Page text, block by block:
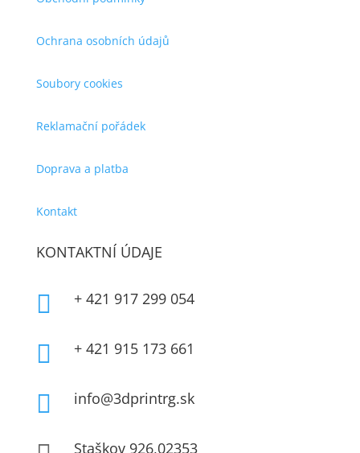
Ochrana osobních údajů
Soubory cookies
Reklamační pořádek
Doprava a platba
Kontakt
KONTAKTNÍ ÚDAJE
 + 421 917 299 054
 + 421 915 173 661
 info@3dprintrg.sk
Staškov 926,02353